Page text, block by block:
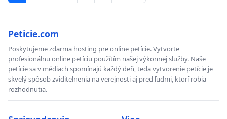
Peticie.com
Poskytujeme zdarma hosting pre online petície. Vytvorte
profesionálnu online petíciu použítím našej výkonnej služby. Naše
petície sa v médiach spomínajú každý deň, teda vytvorenie petície je
skvelý spôsob zviditelnenia na verejnosti aj pred ľudmi, ktorí robia
rozhodnutia.